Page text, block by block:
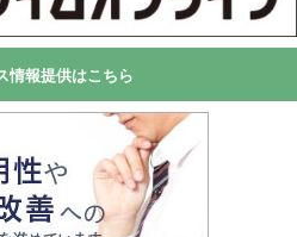
情報提供はこちら